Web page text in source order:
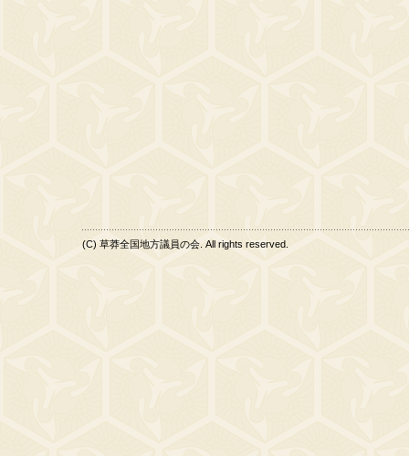
(C) 草莽全国地方議員の会. All rights reserved.